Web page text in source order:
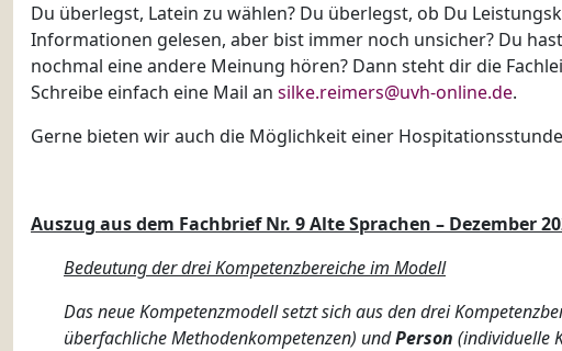
Du überlegst, Latein zu wählen? Du überlegst, ob Du
Informationen gelesen, aber bist immer noch unsicher? Du
nochmal eine andere Meinung hören? Dann steht dir die
Schreibe einfach eine Mail an silke.reimers@uvh-online.de.
Gerne bieten wir auch die Möglichkeit einer
Auszug aus dem Fachbrief Nr. 9 Alte Sprachen – Dezember
Bedeutung der drei Kompetenzbereiche im Modell
Das neue Kompetenzmodell setzt sich aus den drei
überfachliche Methodenkompetenzen) undPerson (individuelle